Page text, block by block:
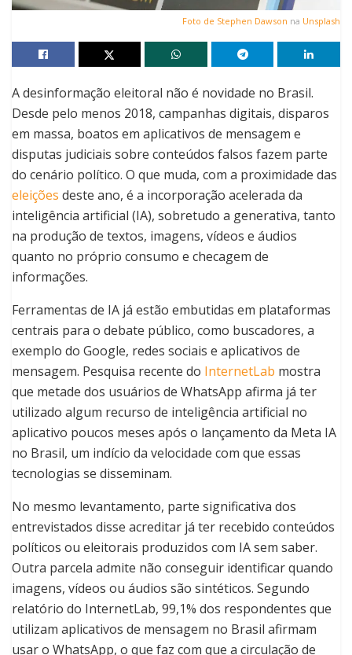
Foto de Stephen Dawson na Unsplash
A desinformação eleitoral não é novidade no Brasil.
Desde pelo menos 2018, campanhas digitais, disparos
em massa, boatos em aplicativos de mensagem e
disputas judiciais sobre conteúdos falsos fazem parte
do cenário político. O que muda, com a proximidade das
eleições deste ano, é a incorporação acelerada da
inteligência artificial (IA), sobretudo a generativa, tanto
na produção de textos, imagens, vídeos e áudios
quanto no próprio consumo e checagem de
informações.
Ferramentas de IA já estão embutidas em plataformas
centrais para o debate público, como buscadores, a
exemplo do Google, redes sociais e aplicativos de
mensagem. Pesquisa recente do InternetLab mostra
que metade dos usuários de WhatsApp afirma já ter
utilizado algum recurso de inteligência artificial no
aplicativo poucos meses após o lançamento da Meta IA
no Brasil, um indício da velocidade com que essas
tecnologias se disseminam.
No mesmo levantamento, parte significativa dos
entrevistados disse acreditar já ter recebido conteúdos
políticos ou eleitorais produzidos com IA sem saber.
Outra parcela admite não conseguir identificar quando
imagens, vídeos ou áudios são sintéticos. Segundo
relatório do InternetLab, 99,1% dos respondentes que
utilizam aplicativos de mensagem no Brasil afirmam
usar o WhatsApp, o que faz com que a circulação de